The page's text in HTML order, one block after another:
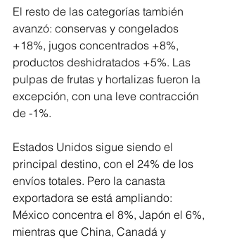
El resto de las categorías también
avanzó: conservas y congelados
+18%, jugos concentrados +8%,
productos deshidratados +5%. Las
pulpas de frutas y hortalizas fueron la
excepción, con una leve contracción
de -1%.
Estados Unidos sigue siendo el
principal destino, con el 24% de los
envíos totales. Pero la canasta
exportadora se está ampliando:
México concentra el 8%, Japón el 6%,
mientras que China, Canadá y